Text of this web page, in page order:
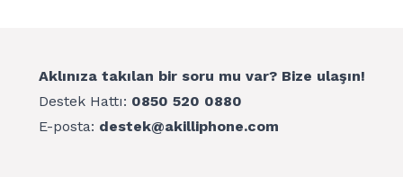
Aklınıza takılan bir soru mu var? Bize ulaşın!
Destek Hattı: 0850 520 0880
E-posta: destek@akilliphone.com